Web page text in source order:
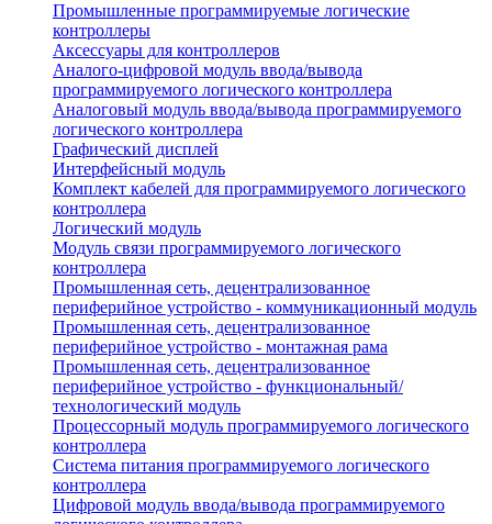
Промышленные программируемые логические
контроллеры
Аксессуары для контроллеров
Аналого-цифровой модуль ввода/вывода
программируемого логического контроллера
Аналоговый модуль ввода/вывода программируемого
логического контроллера
Графический дисплей
Интерфейсный модуль
Комплект кабелей для программируемого логического
контроллера
Логический модуль
Модуль связи программируемого логического
контроллера
Промышленная сеть, децентрализованное
периферийное устройство - коммуникационный модуль
Промышленная сеть, децентрализованное
периферийное устройство - монтажная рама
Промышленная сеть, децентрализованное
периферийное устройство - функциональный/
технологический модуль
Процессорный модуль программируемого логического
контроллера
Система питания программируемого логического
контроллера
Цифровой модуль ввода/вывода программируемого